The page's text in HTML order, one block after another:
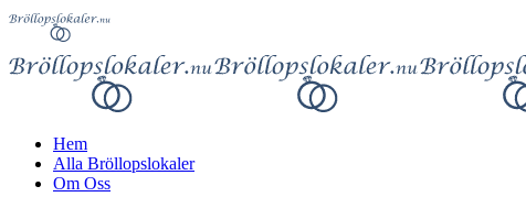
Hem
Alla Bröllopslokaler
Om Oss